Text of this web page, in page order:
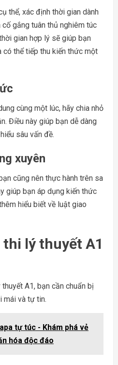
thể, xác định thời gian dành
gắng tuân thủ nghiêm túc
gian hợp lý sẽ giúp bạn
có thể tiếp thu kiến thức một
cùng một lúc, hãy chia nhỏ
Điều này giúp bạn dễ dàng
sâu vấn đề.
xuyên
cũng nên thực hành trên sa
giúp bạn áp dụng kiến thức
hiểu biết về luật giao
lý thuyết A1
A1, bạn cần chuẩn bị
mái và tự tin.
tự túc - Khám phá vẻ
hóa độc đáo